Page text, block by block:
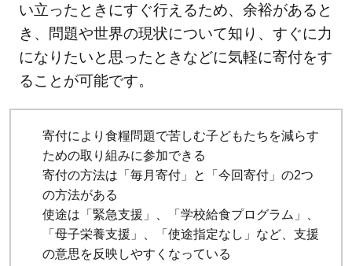
い立ったときにすぐ行えるため、余裕があると
き、問題や世界の現状について知り、すぐに力
になりたいと思ったときなどに気軽に寄付をす
ることが可能です。
寄付により食糧問題で苦しむ子どもたちを減らす
ための取り組みに参加できる
寄付の方法は「毎月寄付」と「今回寄付」の2つ
の方法がある
使途は「緊急支援」、「学校給食プログラム」、
「母子栄養支援」、「使途指定なし」など、支援
の意思を反映しやすくなっている